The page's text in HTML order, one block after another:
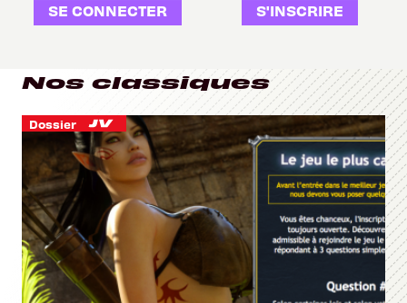
SE CONNECTER S'INSCRIRE
Nos classiques
Dossier